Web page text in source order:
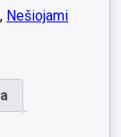
, Nešiojami